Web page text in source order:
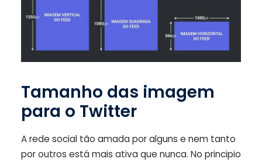
Tamanho das imagem
para o Twitter
A rede social tão amada por alguns e nem tanto
por outros está mais ativa que nunca. No principio